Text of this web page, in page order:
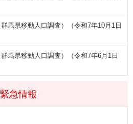
緊急情報
馬県移動人口調査）（令和7年10月1日
馬県移動人口調査）（令和7年6月1日